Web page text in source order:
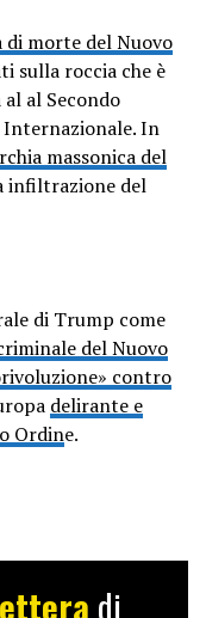
di morte del Nuovo
sulla roccia che è
al Secondo
Internazionale. In
massonica del
infiltrazione del
di Trump come
del Nuovo
contro
delirante e
Ordine.
di